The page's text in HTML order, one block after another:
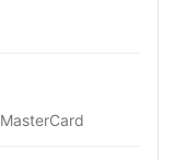
MasterCard